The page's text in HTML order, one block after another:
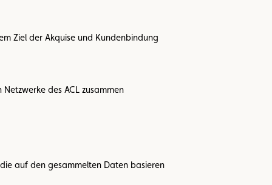
Ziel der Akquise und Kundenbindung
des ACL zusammen
auf den gesammelten Daten basieren